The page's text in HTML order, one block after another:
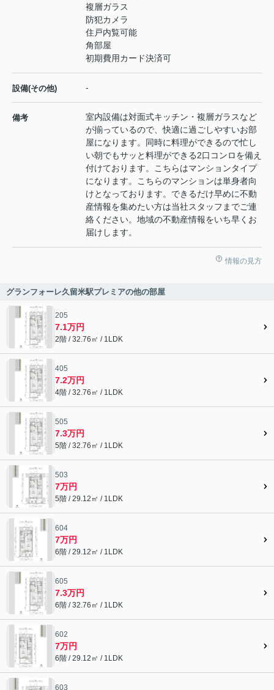
複層ガラス
防犯カメラ
住戸内覧可能
角部屋
初期費用カード決済可
設備(その他) -
備考
室内設備は対面式キッチン・複層ガラスなど
が揃っているので、快適に過ごしやすいお部
屋になります。同時に料理ができるので忙し
い朝でもサッと料理ができる2口コンロを備え
付けております。こちらはマンションタイプ
になります。こちらのマンションは単身者向
けとなっております。できるだけ早めに不動
産情報を集めたい方は当社スタッフまでご連
絡ください。地域の不動産情報をいち早くお
届けします。
情報の見方
グランフォーレ久留米駅プレミアの他の部屋
205
7.1万円
2階 / 32.76㎡ / 1LDK
405
7.2万円
4階 / 32.76㎡ / 1LDK
505
7.3万円
5階 / 32.76㎡ / 1LDK
503
7万円
5階 / 29.12㎡ / 1LDK
604
7万円
6階 / 29.12㎡ / 1LDK
605
7.3万円
6階 / 32.76㎡ / 1LDK
602
7万円
6階 / 29.12㎡ / 1LDK
603